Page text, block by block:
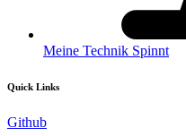
Meine Technik Spinnt
Quick Links
Github